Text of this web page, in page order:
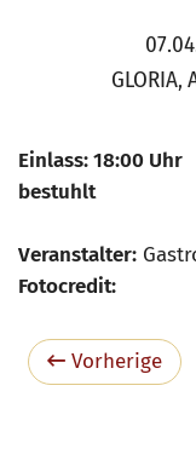
Einlass: 18:00 Uhr
bestuhlt
Veranstalter:
Fotocredit:
Vorherige